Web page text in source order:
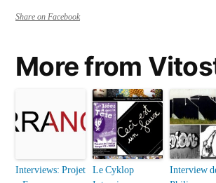
Share on Facebook
More from
Interviews: Projet Le Cyklop
Interview